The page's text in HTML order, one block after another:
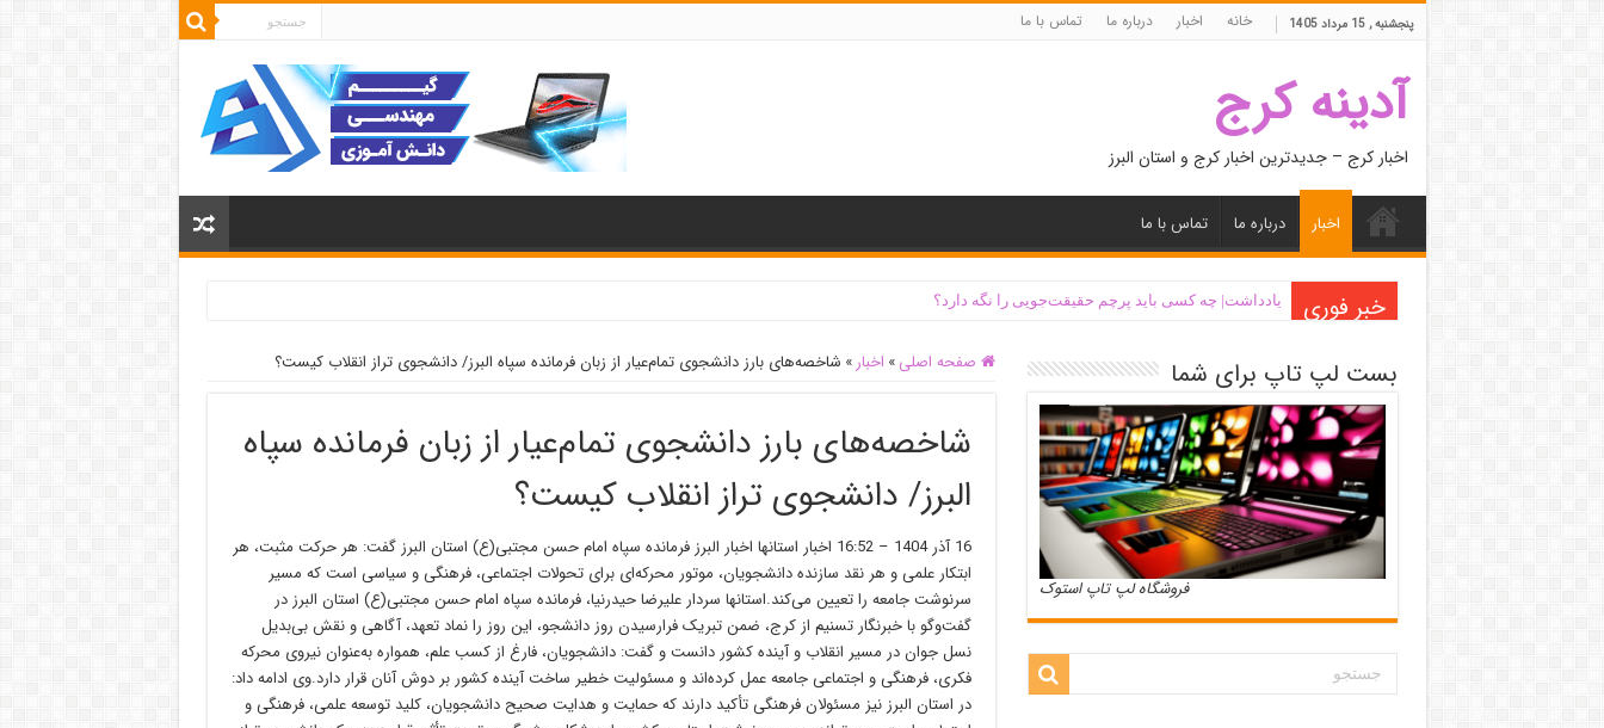
پنجشنبه , 15 مرداد 1405 خانه اخبار درباره ما تماس با ما
آدینه کرج
اخبار کرج – جدیدترین اخبار کرج و استان البرز
اخبار درباره ما تماس با ما
خبر فوری یادداشت| ‌چه کسی باید پرچم حقیقت‌جویی را نگه دارد؟
صفحه اصلی » اخبار » شاخصه‌های بارز دانشجوی تمام‌عیار از زبان فرمانده سپاه البرز/ دانشجوی تراز انقلاب کیست؟
شاخصه‌های بارز دانشجوی تمام‌عیار از زبان فرمانده سپاه
البرز/ دانشجوی تراز انقلاب کیست؟
16 آذر 1404 – 16:52 اخبار استانها اخبار البرز فرمانده سپاه امام حسن مجتبی(ع) استان البرز گفت: هر حرکت مثبت، هر
ابتکار علمی و هر نقد سازنده دانشجویان، موتور محرکه‌ای برای تحولات اجتماعی، فرهنگی و سیاسی است که مسیر
سرنوشت جامعه را تعیین می‌کند.استانها سردار علیرضا حیدرنیا، فرمانده سپاه امام حسن مجتبی(ع) استان البرز در
گفت‌وگو با خبرنگار تسنیم از کرج، ضمن تبریک فرارسیدن روز دانشجو، این روز را نماد تعهد، آگاهی و نقش بی‌بدیل
نسل جوان در مسیر انقلاب و آینده کشور دانست و گفت: دانشجویان، فارغ از کسب علم، همواره به‌عنوان نیروی محرکه
فکری، فرهنگی و اجتماعی جامعه عمل کرده‌اند و مسئولیت خطیر ساخت آینده کشور بر دوش آنان قرار دارد.وی ادامه داد:
در استان البرز نیز مسئولان فرهنگی تأکید دارند که حمایت و هدایت صحیح دانشجویان، کلید توسعه علمی، فرهنگی و
بست لپ تاپ برای شما
فروشگاه لپ تاپ استوک